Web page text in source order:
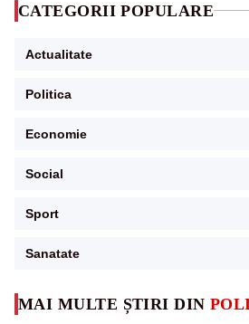
MAI MULTE ȘTIRI DIN
CATEGORII POPULARE
Actualitate
Politica
Economie
Social
Sport
Sanatate